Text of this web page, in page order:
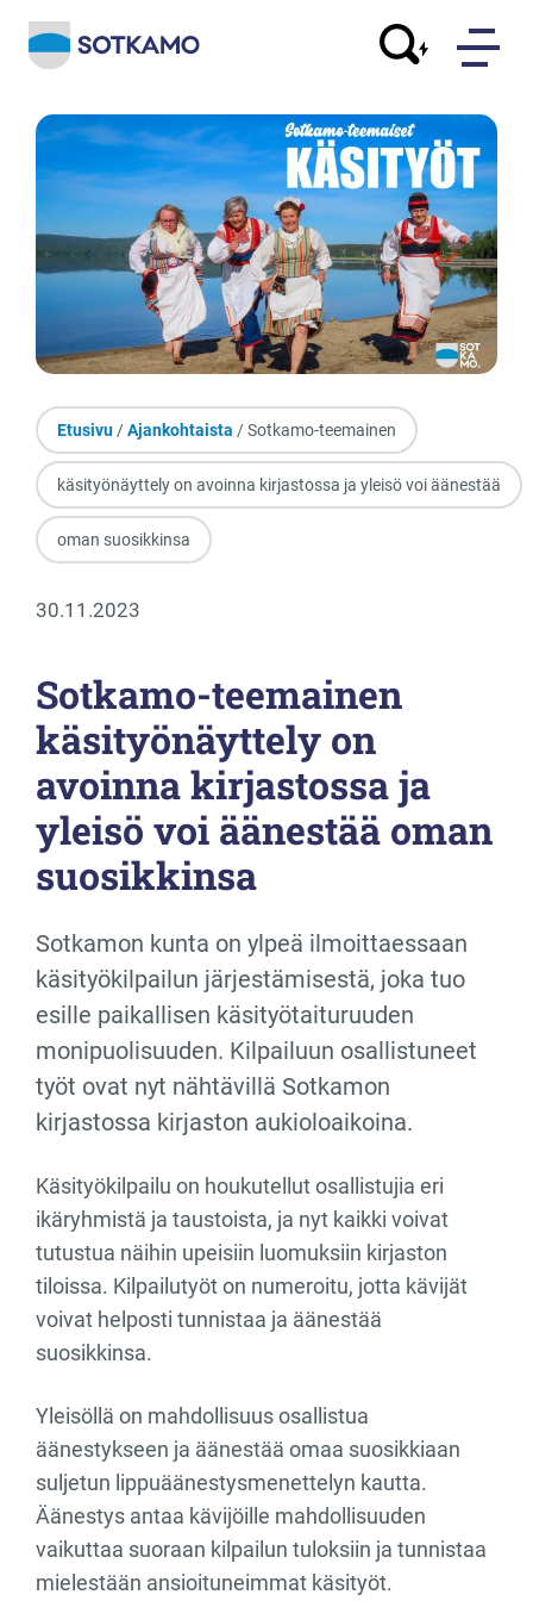
Etusivu/Ajankohtaista / Sotkamo-teemainen
käsityönäyttely on avoinna kirjastossa ja yleisö voi äänestää
oman suosikkinsa
30.11.2023
Sotkamo-teemainen
käsityönäyttely on
avoinna kirjastossa ja
yleisö voi äänestää oman
suosikkinsa
Sotkamon kunta on ylpeä ilmoittaessaan
käsityökilpailun järjestämisestä, joka tuo
esille paikallisen käsityötaituruuden
monipuolisuuden. Kilpailuun osallistuneet
työt ovat nyt nähtävillä Sotkamon
kirjastossa kirjaston aukioloaikoina.
Käsityökilpailu on houkutellut osallistujia eri
ikäryhmistä ja taustoista, ja nyt kaikki voivat
tutustua näihin upeisiin luomuksiin kirjaston
tiloissa. Kilpailutyöt on numeroitu, jotta kävijät
voivat helposti tunnistaa ja äänestää
suosikkinsa.
Yleisöllä on mahdollisuus osallistua
äänestykseen ja äänestää omaa suosikkiaan
suljetun lippuäänestysmenettelyn kautta.
Äänestys antaa kävijöille mahdollisuuden
vaikuttaa suoraan kilpailun tuloksiin ja tunnistaa
mielestään ansioituneimmat käsityöt.